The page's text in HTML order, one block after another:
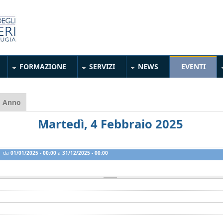
FORMAZIONE SERVIZI NEWS EVENTI
attiva)
Anno
Martedì, 4 Febbraio 2025
da 01/01/2025 - 00:00a 31/12/2025 - 00:00